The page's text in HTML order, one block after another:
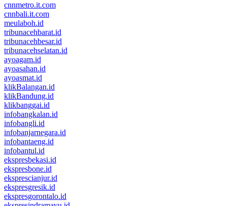
cnnmetro.it.com
cnnbali.it.com
meulaboh.id
tribunacehbarat.id
tribunacehbesar.id
tribunacehselatan.id
ayoagam.id
ayoasahan.id
ayoasmat.id
klikBalangan.id
klikBandung.id
klikbanggai.id
infobangkalan.id
infobangli.id
infobanjarnegara.id
infobantaeng.id
infobantul.id
ekspresbekasi.id
ekspresbone.id
eksprescianjur.id
ekspresgresik.id
ekspresgorontalo.id